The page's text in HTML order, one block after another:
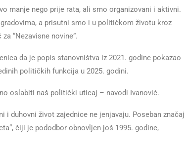
manje nego prije rata, ali smo organizovani i aktivni.
a prisutni smo i u političkom životu kroz
“Nezavisne novine”.
da je popis stanovništva iz 2021. godine pokazao
političkih funkcija u 2025. godini.
oslabiti naš politički uticaj – navodi Ivanović.
i duhovni život zajednice ne jenjavaju. Poseban značaj
čiji je pododbor obnovljen još 1995. godine,